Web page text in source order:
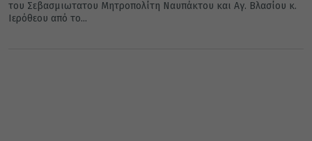
του Σεβασμιωτατου Μητροπολίτη Ναυπάκτου και Αγ. Βλασίου κ.
Ιερόθεου από το...